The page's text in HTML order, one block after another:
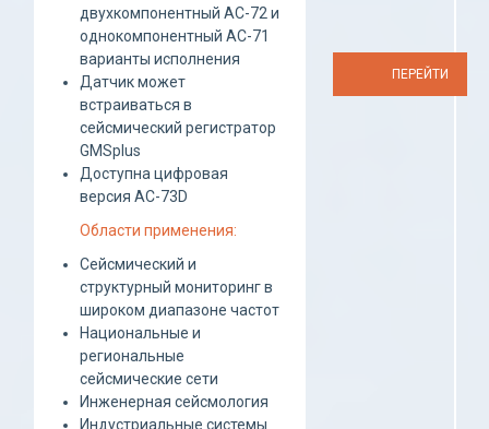
двухкомпонентный AC-72 и
однокомпонентный AC-71
варианты исполнения
Датчик может
встраиваться в
сейсмический регистратор
GMSplus
Доступна цифровая
версия AC-73D
Области применения:
Сейсмический и
структурный мониторинг в
широком диапазоне частот
Национальные и
региональные
сейсмические сети
Инженерная сейсмология
Индустриальные системы
ПЕРЕЙТИ